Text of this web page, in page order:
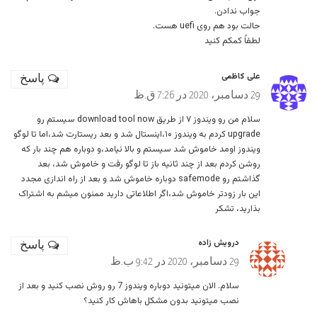
جواب ندادن.
حالت بود هم روی uefi هست.
لطفاً کمکم کنید
علی کاظمی
29 دسامبر، 2020 در 7:26 ق.ظ
سلام من رو ویندوز ۷ از طریق download tool now سیستم رو
upgrade کردم به ویندوز ۱۰،اینستال شد و بعد ریستارت شد،اما تا لوگو
ویندوز اومد خاموش شد سیستم و بالا نیامد،و دوباره هم چند بار که
روشن کردم بعد از چند ثانیه باز تا لوگو رفت و خاموش شد، بعد
گذاشتم رو safemode دوباره خاموش شد و بعد از راه اندازی مجدد
این بار زودتر خاموش شد،اگر اطلاعاتی دارید ممنون میشم به اشتراک
بذارید، تشکر
پاسخ
درویش زاده
29 دسامبر، 2020 در 9:42 ب.ظ
سلام. الان میتونید دوباره ویندوز 7 رو روش نصب کنید و بعد از
نصب میتونید بدون مشکل باهاش کار کنید؟
پاسخ